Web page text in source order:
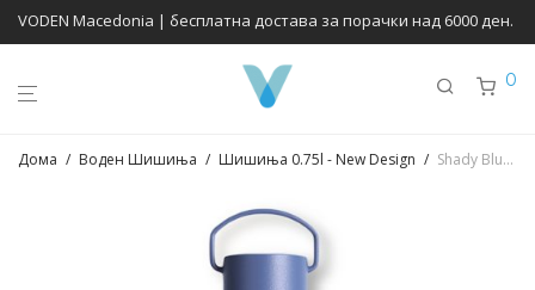
VODEN Macedonia | бесплатна достава за порачки над 6000 ден.
0
Дома / Воден Шишиња / Шишиња 0.75l - New Design / Shady Blue 075l